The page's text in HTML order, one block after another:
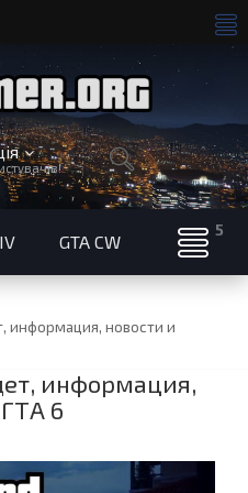
GTA CW
информация, новости и
информация,
6